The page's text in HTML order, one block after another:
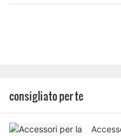
consigliato per te